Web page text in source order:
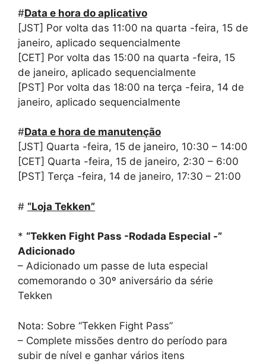
#Data e hora do aplicativo
[JST] Por volta das 11:00 na quarta -feira, 15 de
janeiro, aplicado sequencialmente
[CET] Por volta das 15:00 na quarta -feira, 15
de janeiro, aplicado sequencialmente
[PST] Por volta das 18:00 na terça -feira, 14 de
janeiro, aplicado sequencialmente
#Data e hora de manutenção
[JST] Quarta -feira, 15 de janeiro, 10:30 – 14:00
[CET] Quarta -feira, 15 de janeiro, 2:30 – 6:00
[PST] Terça -feira, 14 de janeiro, 17:30 – 21:00
# “Loja Tekken”
* “Tekken Fight Pass -Rodada Especial -”
Adicionado
– Adicionado um passe de luta especial
comemorando o 30º aniversário da série
Tekken
Nota: Sobre “Tekken Fight Pass”
– Complete missões dentro do período para
subir de nível e ganhar vários itens